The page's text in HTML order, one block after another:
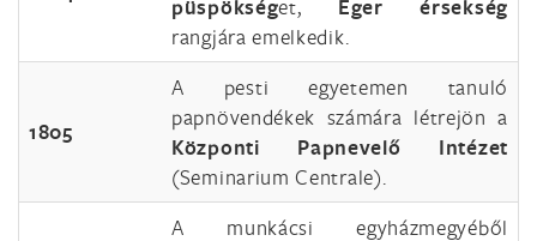
püspökséget, Eger érsekség
rangjára emelkedik.
1805
A pesti egyetemen tanuló
papnövendékek számára létrejön a
Központi Papnevelő Intézet
(Seminarium Centrale).
A munkácsi egyházmegyéből